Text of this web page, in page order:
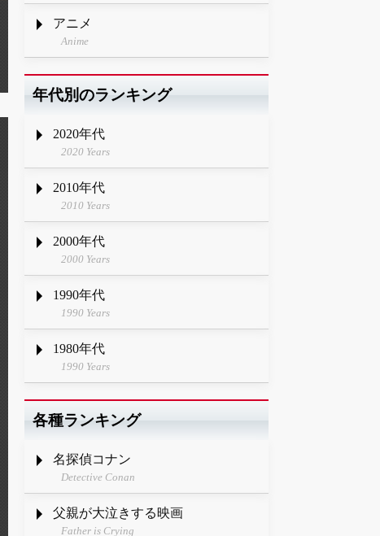
アニメ
Anime
年代別のランキング
2020年代
2020 Years
2010年代
2010 Years
2000年代
2000 Years
1990年代
1990 Years
1980年代
1990 Years
各種ランキング
名探偵コナン
Detective Conan
父親が大泣きする映画
Father is Crying